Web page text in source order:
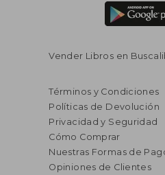
Vender Libros en
Términos y Condiciones
Políticas de Devolución
Privacidad y Seguridad
Cómo Comprar
Nuestras Formas de
Opiniones de Clientes